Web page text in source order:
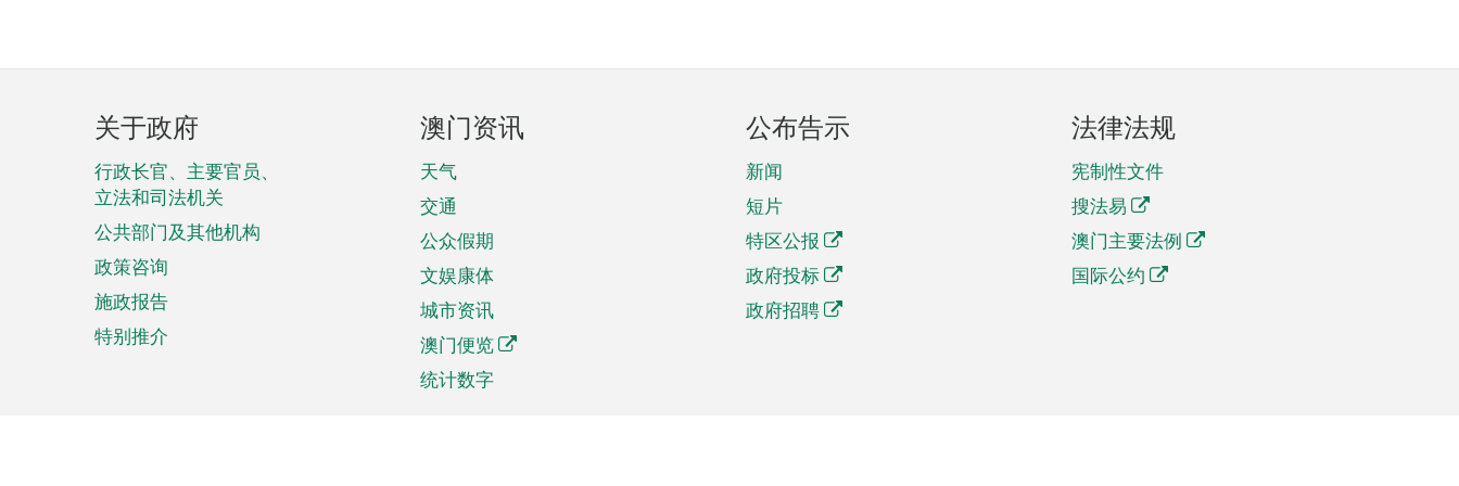
页
脚
菜
单
关于政府
行政长官、主要官员、
立法和司法机关
公共部门及其他机构
政策咨询
施政报告
特别推介
澳门资讯
天气
交通
公众假期
文娱康体
城市资讯
澳门便览
统计数字
公布告示
新闻
短片
特区公报
政府投标
政府招聘
法律法规
宪制性文件
搜法易
澳门主要法例
国际公约